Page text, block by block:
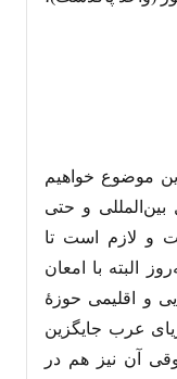
موضوع خواهیم
و حتی
و لازم است تا
البته با امعان
و اقلیمی حوزۀ
عرب جایگزین
آن نیز هم در